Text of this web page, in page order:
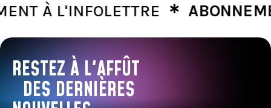
À L'INFOLETTRE ∗
RESTEZ À L'AFFÛT
DES DERNIÈRES